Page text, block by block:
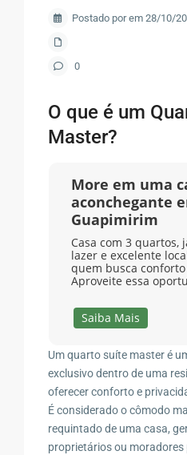
Postado por em 28/10/
0
O que é um
Master?
More em uma
aconchegante
Guapimirim
Casa com 3 quartos,
lazer e excelente
quem busca
Aproveite essa
Saiba Mais
Um quarto suíte master é
exclusivo dentro de uma
oferecer conforto e
É considerado o cômodo
requintado de uma casa,
proprietários ou moradores